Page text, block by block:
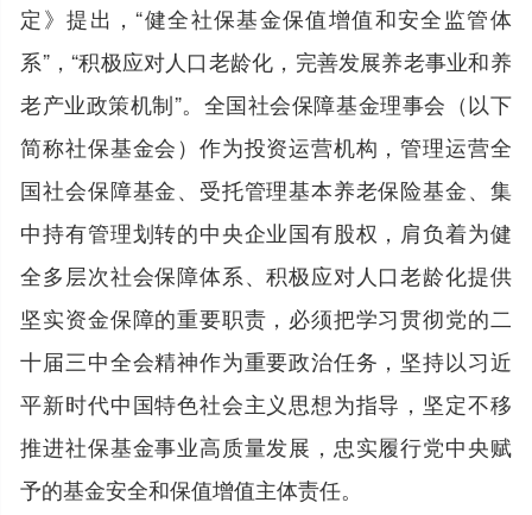
定》提出，“健全社保基金保值增值和安全监管体
系”，“积极应对人口老龄化，完善发展养老事业和养
老产业政策机制”。全国社会保障基金理事会（以下
简称社保基金会）作为投资运营机构，管理运营全
国社会保障基金、受托管理基本养老保险基金、集
中持有管理划转的中央企业国有股权，肩负着为健
全多层次社会保障体系、积极应对人口老龄化提供
坚实资金保障的重要职责，必须把学习贯彻党的二
十届三中全会精神作为重要政治任务，坚持以习近
平新时代中国特色社会主义思想为指导，坚定不移
推进社保基金事业高质量发展，忠实履行党中央赋
予的基金安全和保值增值主体责任。